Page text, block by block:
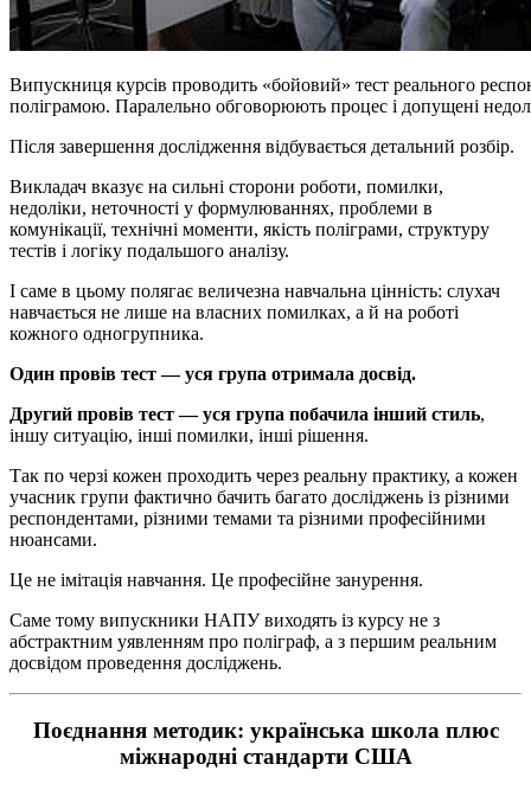
Випускниця курсів проводить «бойовий» тест реального
поліграмою. Паралельно обговорюють процес і допущені
Після завершення дослідження відбувається детальний розбір.
Викладач вказує на сильні сторони роботи, помилки,
недоліки, неточності у формулюваннях, проблеми в
комунікації, технічні моменти, якість поліграми, структуру
тестів і логіку подальшого аналізу.
І саме в цьому полягає величезна навчальна цінність: слухач
навчається не лише на власних помилках, а й на роботі
кожного одногрупника.
Один провів тест — уся група отримала досвід.
Другий провів тест — уся група побачила інший стиль,
іншу ситуацію, інші помилки, інші рішення.
Так по черзі кожен проходить через реальну практику, а кожен
учасник групи фактично бачить багато досліджень із різними
респондентами, різними темами та різними професійними
нюансами.
Це не імітація навчання. Це професійне занурення.
Саме тому випускники НАПУ виходять із курсу не з
абстрактним уявленням про поліграф, а з першим реальним
досвідом проведення досліджень.
Поєднання методик: українська школа плюс
міжнародні стандарти США